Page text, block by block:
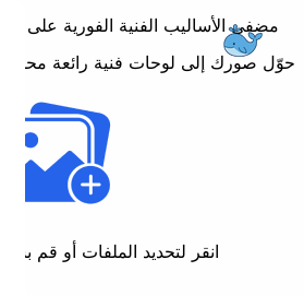
مضفي الأساليب الفنية الفورية على
صورك إلى لوحات فنية رائعة محلياً
انقر لتحديد الملفات أو قم